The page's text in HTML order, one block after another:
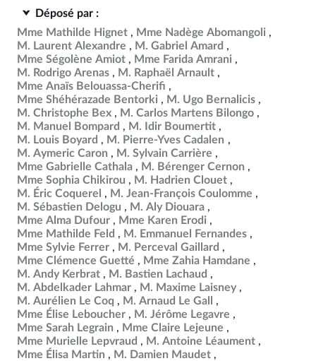
Déposé par :
Mme Mathilde Hignet
Mme Nadège Abomangoli
M. Laurent Alexandre
M. Gabriel Amard
Mme Ségolène Amiot
Mme Farida Amrani
M. Rodrigo Arenas
M. Raphaël Arnault
Mme Anaïs Belouassa-Cherifi
Mme Shéhérazade Bentorki
M. Ugo Bernalicis
M. Christophe Bex
M. Carlos Martens Bilongo
M. Manuel Bompard
M. Idir Boumertit
M. Louis Boyard
M. Pierre-Yves Cadalen
M. Aymeric Caron
M. Sylvain Carrière
Mme Gabrielle Cathala
M. Bérenger Cernon
Mme Sophia Chikirou
M. Hadrien Clouet
M. Éric Coquerel
M. Jean-François Coulomme
M. Sébastien Delogu
M. Aly Diouara
Mme Alma Dufour
Mme Karen Erodi
Mme Mathilde Feld
M. Emmanuel Fernandes
Mme Sylvie Ferrer
M. Perceval Gaillard
Mme Clémence Guetté
Mme Zahia Hamdane
M. Andy Kerbrat
M. Bastien Lachaud
M. Abdelkader Lahmar
M. Maxime Laisney
M. Aurélien Le Coq
M. Arnaud Le Gall
Mme Élise Leboucher
M. Jérôme Legavre
Mme Sarah Legrain
Mme Claire Lejeune
Mme Murielle Lepvraud
M. Antoine Léaument
Mme Élisa Martin
M. Damien Maudet